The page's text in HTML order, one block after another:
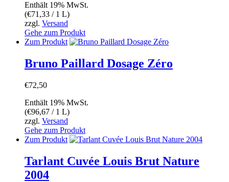
Enthält 19% MwSt.
(€71,33 / 1 L)
zzgl. Versand
Gehe zum Produkt
Zum Produkt
Bruno Paillard Dosage Zéro
€72,50
Enthält 19% MwSt.
(€96,67 / 1 L)
zzgl. Versand
Gehe zum Produkt
Zum Produkt
Tarlant Cuvée Louis Brut Nature
2004